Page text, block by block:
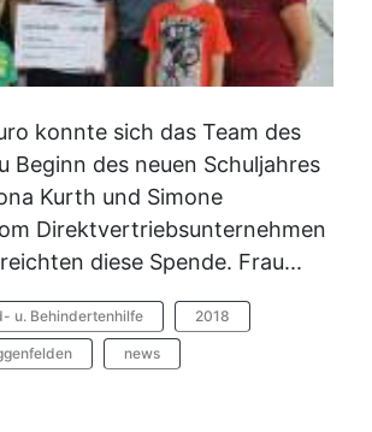
konnte sich das Team des
Beginn des neuen Schuljahres
Kurth und Simone
Direktvertriebsunternehmen
diese Spende. Frau...
u. Behindertenhilfe 2018
news